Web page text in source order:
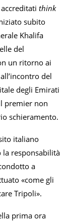
think
subito
Khalifa
del
un ritorno ai
del
degli Emirati
premier non
schieramento.
italiano
la responsabilità
a
«come gli
Tripoli».
prima ora